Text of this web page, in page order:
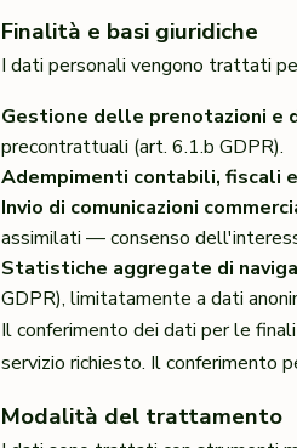
Finalità e basi giuridiche
I dati personali vengono trattati
Gestione delle prenotazioni e
precontrattuali (art. 6.1.b GDPR).
Adempimenti contabili, fiscali
Invio di comunicazioni
assimilati — consenso
Statistiche aggregate di
GDPR), limitatamente a dati
Il conferimento dei dati per le
servizio richiesto. Il conferimento
Modalità del trattamento